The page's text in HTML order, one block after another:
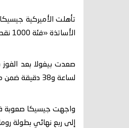
تأهلت الأميركية
الأساتذة «فئة 1000 نقطة»، المقامة على الملاعب الرملية.
لساعة و38 دقيقة ضمن منافسات دور الـ16، الاثنين.
واجهت جيسيكا صعوبة
إلى ربع نهائي بطولة